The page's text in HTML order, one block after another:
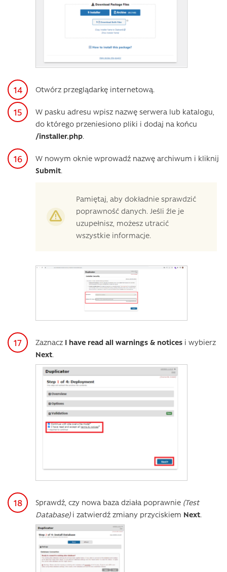
Otwórz przeglądarkę internetową.
W pasku adresu wpisz nazwę serwera lub katalogu,
do którego przeniesiono pliki i dodaj na końcu
/installer.php.
W nowym oknie wprowadź nazwę archiwum i kliknij
Submit.
Pamiętaj, aby dokładnie sprawdzić
poprawność danych. Jeśli źle je
uzupełnisz, możesz utracić
wszystkie informacje.
Zaznacz I have read all warnings & notices i wybierz
Next.
Sprawdź, czy nowa baza działa poprawnie (Test
Database)i zatwierdź zmiany przyciskiem Next.